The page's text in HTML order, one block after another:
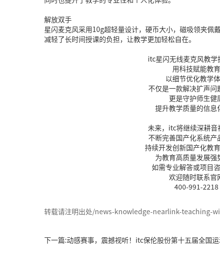
解放双手
星闪麦克风采用10g超轻量设计，硬币大小，磁吸领夹佩
减轻了长时间授课的负担，让教学更加轻松自在。
itc星闪无线麦克风教学
用科技赋能教育
以细节优化教学
不仅是一款解决扩声问
更是守护师生健
提升教学质量的信息
未来，itc将继续深耕音
不断完善国产化系统产
持续开发创新国产化教
为教育高质量发展强
如需专业解答或项目
欢迎随时联系官
400-991-2218
转载请注明出处/news-knowledge-nearlink-teaching-
下一篇:动感赛事，震撼视听！itc保伦股份第十五届全国